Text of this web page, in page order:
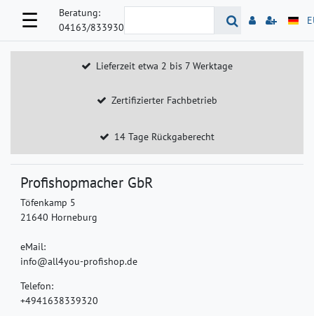
☰
Beratung:
04163/833930
Lieferzeit etwa 2 bis 7 Werktage
Zertifizierter Fachbetrieb
14 Tage Rückgaberecht
Profishopmacher GbR
Töfenkamp 5
21640 Horneburg
eMail:
info@all4you-profishop.de
Telefon:
+4941638339320